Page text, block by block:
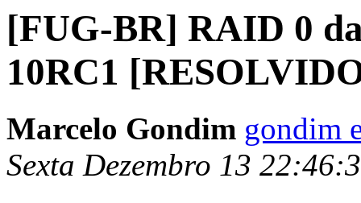
[FUG-BR] RAID 0
10RC1
Marcelo Gondim gondim
Sexta Dezembro 13